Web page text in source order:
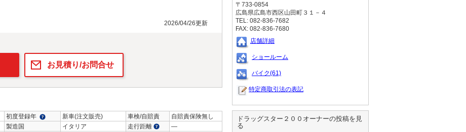
2026/04/26更新
お見積り/お問合せ
初度登録年 新車(注文販売) 車検/自賠責
自賠責保険無し
製造国 イタリア 走行距離
―
〒733-0854
広島県広島市西区山田町３１－４
TEL: 082-836-7682
FAX: 082-836-7680
店舗詳細
ショールーム
バイク(61)
特定商取引法の表記
ドラッグスター２００ オーナーの投稿を見
る